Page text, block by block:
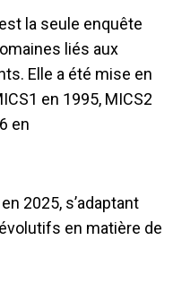
la seule enquête
liés aux
Elle a été mise en
en 1995, MICS2
en
2025, s’adaptant
en matière de